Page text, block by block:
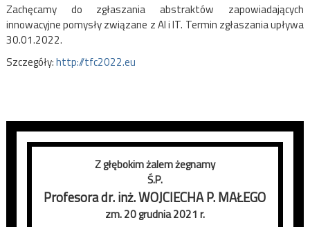
Zachęcamy do zgłaszania abstraktów zapowiadających
innowacyjne pomysły związane z AI i IT. Termin zgłaszania upływa
30.01.2022.
Szczegóły:http://tfc2022.eu
Z głębokim żalem żegnamy
Ś.P.
Profesora dr. inż. WOJCIECHA P. MAŁEGO
zm. 20 grudnia 2021 r.